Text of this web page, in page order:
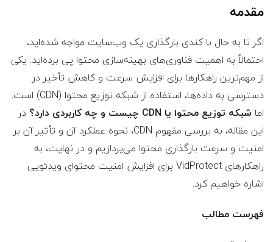
مقدمه
اگر تا به حال با کندی بارگذاری یک وب‌سایت مواجه شده‌اید،
احتمالاً به اهمیت فناوری‌های بهینه‌سازی محتوا پی برده‌اید. یکی
از مهم‌ترین راهکارها برای افزایش سرعت و کاهش تأخیر در
دسترسی به داده‌ها، استفاده از شبکه توزیع محتوا (CDN) است.
اما شبکه توزیع محتوا یا CDN چیست و چه کاربردی دارد؟
در
این مقاله، به بررسی مفهوم CDN، نحوه عملکرد آن و تأثیر آن بر
امنیت و سرعت بارگذاری محتوا می‌پردازیم و در نهایت، به
راهکارهای VidProtect برای افزایش امنیت محتوای ویدئویی
اشاره خواهیم کرد.
فهرست مطالب